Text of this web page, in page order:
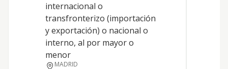
internacional o
transfronterizo (importación
y exportación) o nacional o
interno, al por mayor o
menor
MADRID